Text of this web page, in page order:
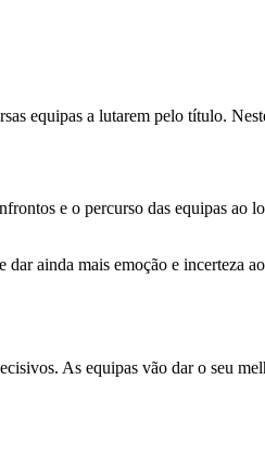
equipas a lutarem pelo título.
e o percurso das equipas ao
ainda mais emoção e incerteza
As equipas vão dar o seu